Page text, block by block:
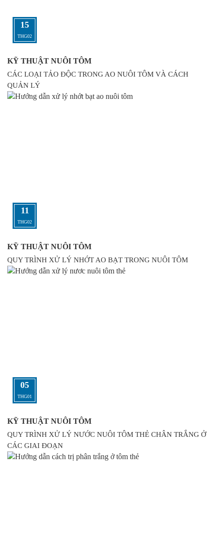
15
THG02
KỸ THUẬT NUÔI TÔM
CÁC LOẠI TẢO ĐỘC TRONG AO NUÔI TÔM VÀ CÁCH
QUẢN LÝ
11
THG02
KỸ THUẬT NUÔI TÔM
QUY TRÌNH XỬ LÝ NHỚT AO BẠT TRONG NUÔI TÔM
05
THG01
KỸ THUẬT NUÔI TÔM
QUY TRÌNH XỬ LÝ NƯỚC NUÔI TÔM THẺ CHÂN TRẮNG Ở
CÁC GIAI ĐOẠN